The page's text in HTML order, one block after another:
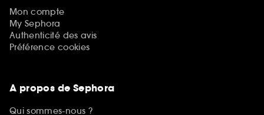
Mon compte
My Sephora
Authenticité des avis
Préférence cookies
A propos de Sephora
Qui sommes-nous ?